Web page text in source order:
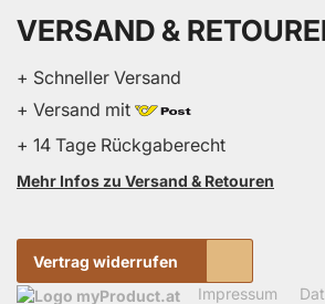
VERSAND &
+ Schneller Versand
+ Versand mit
+ 14 Tage Rückgaberecht
Mehr Infos zu Versand & Retouren
Vertrag widerrufen
Impressum